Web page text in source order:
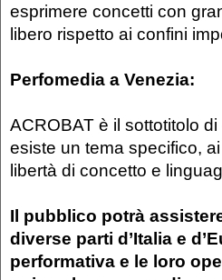
esprimere concetti con
libero rispetto ai confini
Perfomedia a Venezia:
ACROBAT è il sottotitolo
esiste un tema specifico,
libertà di concetto e
Il pubblico potrà
diverse parti d’Italia e
performativa e le loro